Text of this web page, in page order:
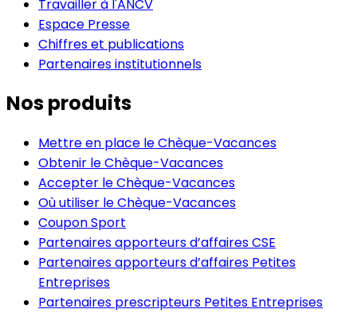
Travailler à l'ANCV
Espace Presse
Chiffres et publications
Partenaires institutionnels
Nos produits
Mettre en place le Chèque-Vacances
Obtenir le Chèque-Vacances
Accepter le Chèque-Vacances
Où utiliser le Chèque-Vacances
Coupon Sport
Partenaires apporteurs d’affaires CSE
Partenaires apporteurs d’affaires Petites
Entreprises
Partenaires prescripteurs Petites Entreprises